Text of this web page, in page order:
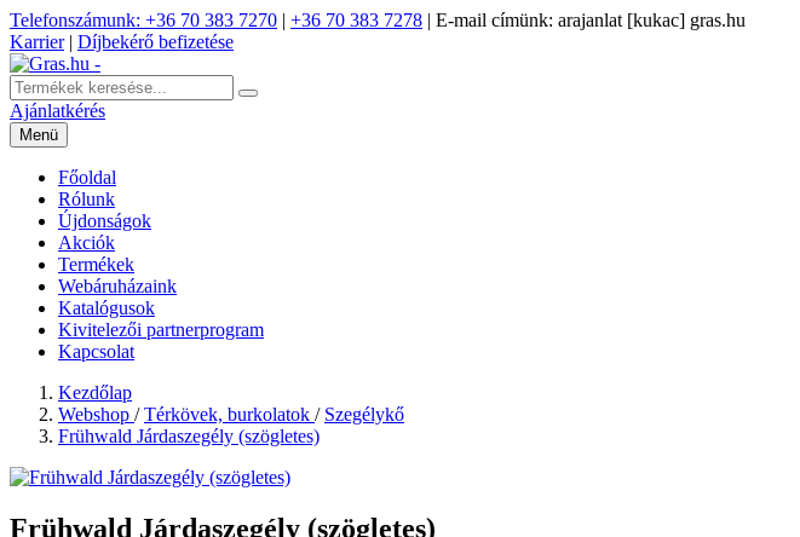
Telefonszámunk: +36 70 383 7270 | +36 70 383 7278 | E-mail címünk: arajanlat [kukac] gras.hu
Karrier | Díjbekérő befizetése
Ajánlatkérés
Menü
Főoldal
Rólunk
Újdonságok
Akciók
Termékek
Webáruházaink
Katalógusok
Kivitelezői partnerprogram
Kapcsolat
Kezdőlap
Webshop /Térkövek, burkolatok / Szegélykő
Frühwald Járdaszegély (szögletes)
Frühwald Járdaszegély (szögletes)